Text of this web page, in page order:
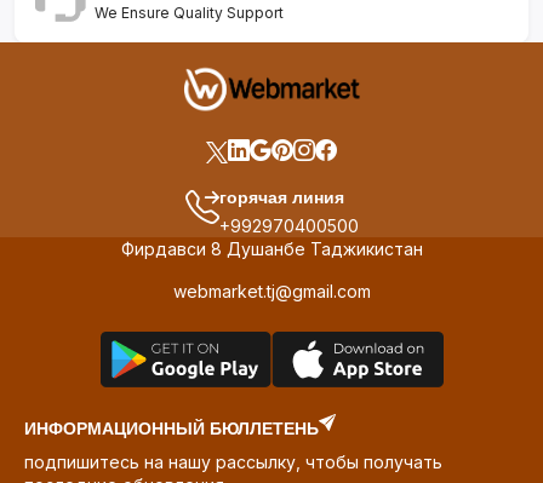
We Ensure Quality Support
горячая линия
+992970400500
Фирдавси 8 Душанбе Таджикистан
webmarket.tj@gmail.com
ИНФОРМАЦИОННЫЙ БЮЛЛЕТЕНЬ
подпишитесь на нашу рассылку, чтобы получать